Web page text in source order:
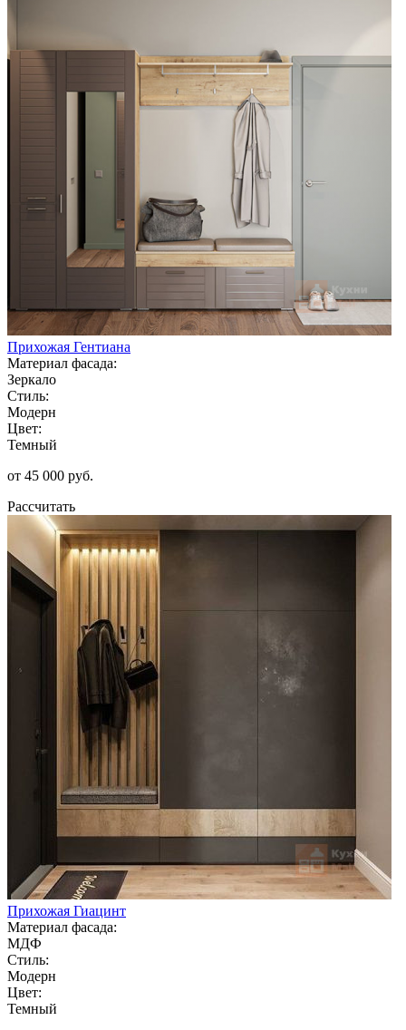
Прихожая Гентиана
Материал фасада:
Зеркало
Стиль:
Модерн
Цвет:
Темный
от 45 000 руб.
Рассчитать
Прихожая Гиацинт
Материал фасада:
МДФ
Стиль:
Модерн
Цвет:
Темный